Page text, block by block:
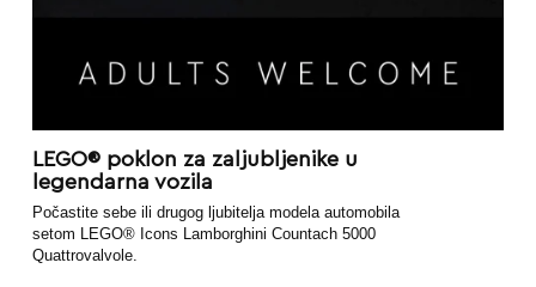
LEGO® poklon za zaljubljenike u
legendarna vozila
Počastite sebe ili drugog ljubitelja modela automobila
setom LEGO® Icons Lamborghini Countach 5000
Quattrovalvole.